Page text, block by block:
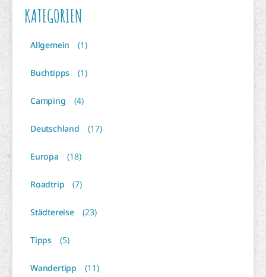
KATEGORIEN
Allgemein (1)
Buchtipps (1)
Camping (4)
Deutschland (17)
Europa (18)
Roadtrip (7)
Städtereise (23)
Tipps (5)
Wandertipp (11)